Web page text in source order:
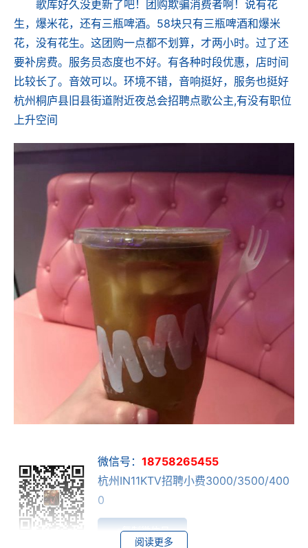
歌库好久没更新了吧！团购欺骗消费者啊！说有花
生，爆米花，还有三瓶啤酒。58块只有三瓶啤酒和爆米
花，没有花生。这团购一点都不划算，才两小时。过了还
要补房费。服务员态度也不好。有各种时段优惠，店时间
比较长了。音效可以。环境不错，音响挺好，服务也挺好
杭州桐庐县旧县街道附近夜总会招聘点歌公主,有没有职位
上升空间
微信号： 18758265455
杭州IN11KTV招聘小费3000/3500/400
0
复制微信号
阅读更多